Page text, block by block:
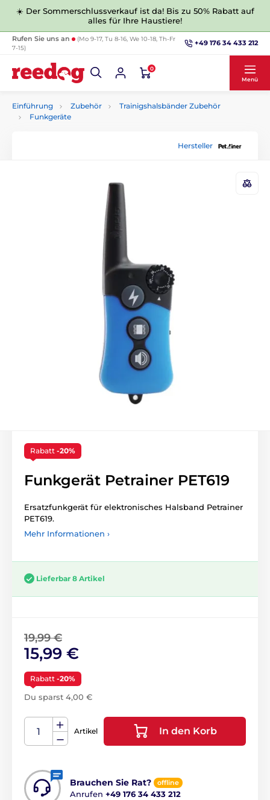
☀️ Der Sommerschlussverkauf ist da! Bis zu 50% Rabatt auf
alles für Ihre Haustiere!
Rufen Sie uns an
(Mo 9-17, Tu 8-16, We 10-18, Th-Fr
7-15)
+49 176 34 433 212
0
Menü
Einführung Zubehör
Trainigshalsbänder Zubehör
Funkgeräte
Hersteller
Rabatt -20%
Funkgerät Petrainer PET619
Ersatzfunkgerät für elektronisches Halsband Petrainer
PET619.
Mehr Informationen ›
Lieferbar 8 Artikel
19,99 €
15,99 €
Rabatt -20%
Du sparst 4,00 €
Artikel In den Korb
Brauchen Sie Rat? offline
Anrufen +49 176 34 433 212